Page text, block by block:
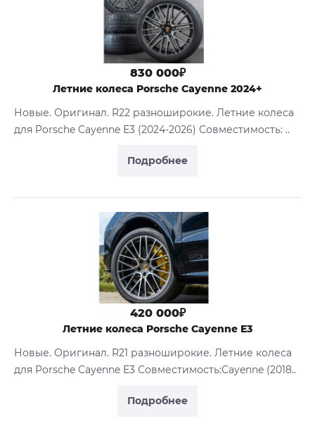
Подробнее
830 000₽
Летние колеса Porsche Cayenne 2024+
Новые. Оригинал. R22 разноширокие. Летние колеса
для Porsche Cayenne E3 (2024-2026) Совместимость: ..
Подробнее
420 000₽
Летние колеса Porsche Cayenne E3
Новые. Оригинал. R21 разноширокие. Летние колеса
для Porsche Cayenne E3 Совместимость:Cayenne (2018..